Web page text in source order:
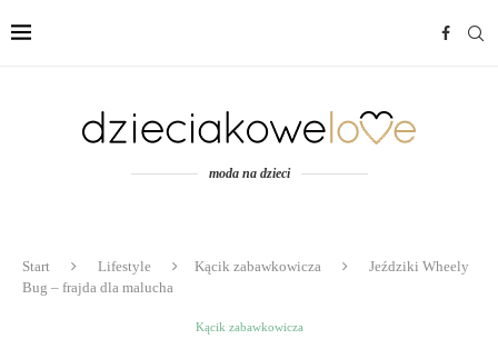
moda na dzieci
Start Lifestyle Kącik zabawkowicza
Jeździki Wheely
Bug – frajda dla malucha
Kącik zabawkowicza